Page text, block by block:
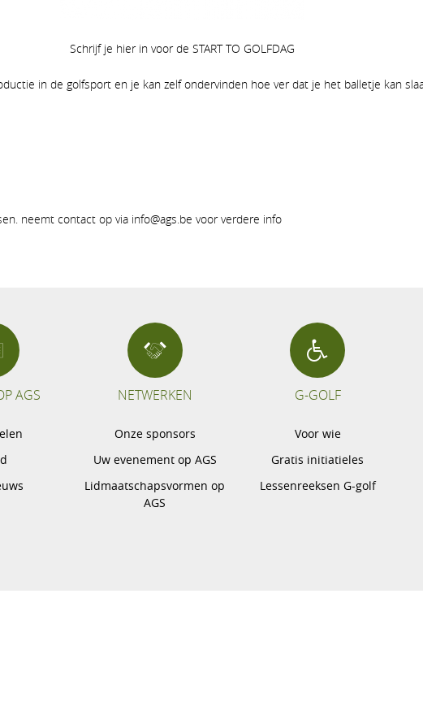
Schrijf je hier in voor de START TO GOLFDAG
in de golfsport en je kan zelf ondervinden hoe ver dat je het balletje kan
neemt contact op via info@ags.be voor verdere info
AGS NETWERKEN
Onze sponsors
Uw evenement op AGS
Lidmaatschapsvormen op
AGS
G-GOLF
Voor wie
Gratis initiatieles
Lessenreeksen G-golf